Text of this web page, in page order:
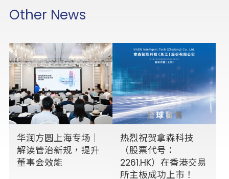
Other News
华润方圆上海专场｜
解读管治新规，提升
董事会效能
热烈祝贺拿森科技
（股票代号：
2261.HK）在香港交易
所主板成功上市！